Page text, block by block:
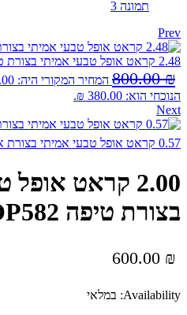
Prev
2.48 קראט אופל טבעי אמיתי בצורת טיפה 10* 14.01 ממ
800.00₪ המחיר המקורי היה: 800.00 ₪.
הנוכחי הוא: 380.00 ₪.
Next
0.57 קראט אופל טבעי אמיתי בצורת אובל
2.00 קראט
בצורת טיפה OP582
600.00 ₪
Availability: במלאי